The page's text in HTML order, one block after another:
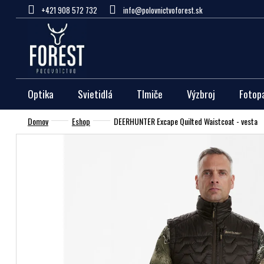
+421 908 572 732 info@polovnictvoforest.sk
Optika Svietidlá Tlmiče Výzbroj
Domov Eshop DEERHUNTER Excape Quilted Waistcoat - vesta